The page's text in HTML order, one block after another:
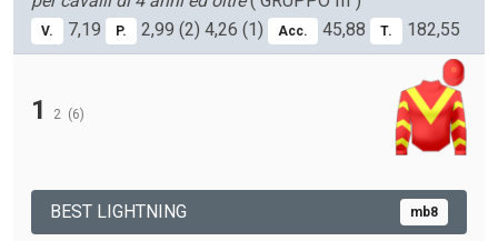
V. 7,19 P. 2,99 (2) 4,26 (1) Acc. 45,88 T. 182,55
1 2 (6)
BEST LIGHTNING mb8